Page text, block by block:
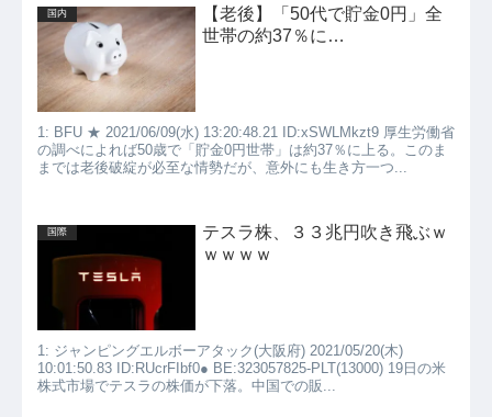
国内
【老後】「50代で貯金0円」全
世帯の約37％に…
1: BFU ★ 2021/06/09(水) 13:20:48.21 ID:xSWLMkzt9 厚生労働省
の調べによれば50歳で「貯金0円世帯」は約37％に上る。このま
までは老後破綻が必至な情勢だが、意外にも生き方一つ...
国際
テスラ株、３３兆円吹き飛ぶｗ
ｗｗｗｗ
1: ジャンピングエルボーアタック(大阪府) 2021/05/20(木)
10:01:50.83 ID:RUcrFIbf0● BE:323057825-PLT(13000) 19日の米
株式市場でテスラの株価が下落。中国での販...